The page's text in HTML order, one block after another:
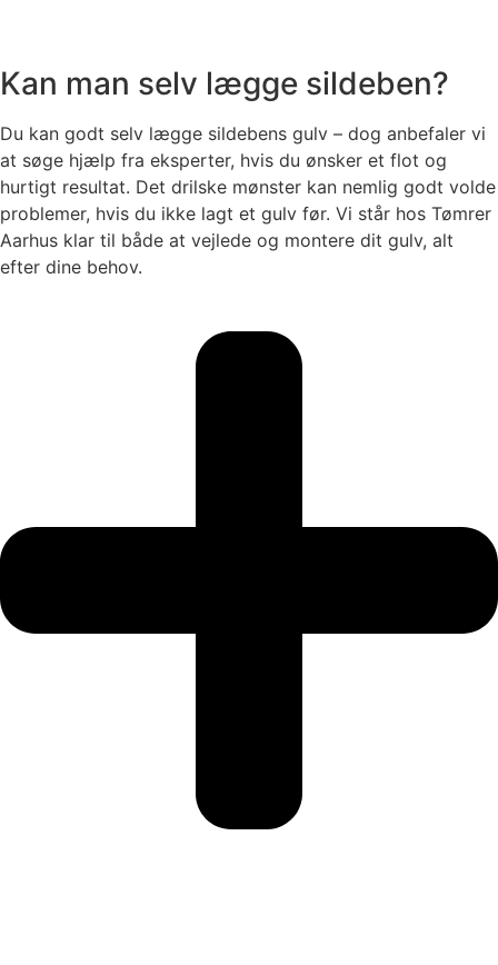
Kan man selv lægge sildeben?
Du kan godt selv lægge sildebens gulv – dog anbefaler vi
at søge hjælp fra eksperter, hvis du ønsker et flot og
hurtigt resultat. Det drilske mønster kan nemlig godt volde
problemer, hvis du ikke lagt et gulv før. Vi står hos Tømrer
Aarhus klar til både at vejlede og montere dit gulv, alt
efter dine behov.